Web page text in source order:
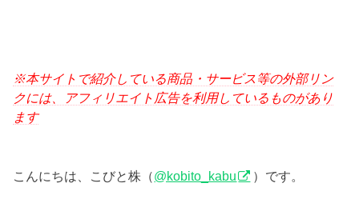
※本サイトで紹介している商品・サービス等の外部リン
クには、アフィリエイト広告を利用しているものがあり
ます
こんにちは、こびと株（@kobito_kabu ）です。